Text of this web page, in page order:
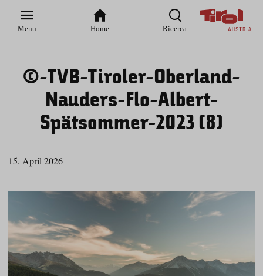
Hauptnavigation
Inhaltsbereich
Menu Home Ricerca
©-TVB-Tiroler-Oberland-
Nauders-Flo-Albert-
Spätsommer-2023 (8)
15. April 2026